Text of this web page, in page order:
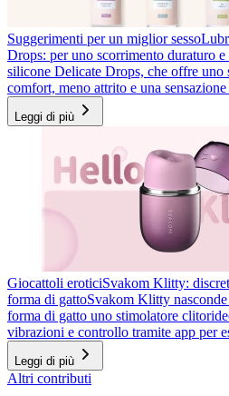
Suggerimenti per un miglior sesso
Drops: per uno scorrimento duraturo e
silicone Delicate Drops, che offre uno
comfort, meno attrito e una
Leggi di più
Giocattoli eroticiSvakom Klitty:
forma di gattoSvakom Klitty
forma di gatto uno stimolatore
vibrazioni e controllo tramite app per
Leggi di più
Altri contributi